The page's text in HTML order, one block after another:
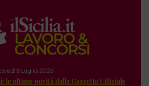
8 Luglio 2026
le ultime novità dalla Gazzetta Ufficiale